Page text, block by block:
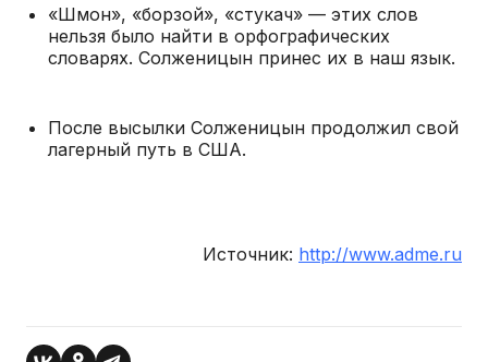
«Шмон», «борзой», «стукач» — этих слов
нельзя было найти в орфографических
словарях. Солженицын принес их в наш язык.
После высылки Солженицын продолжил свой
лагерный путь в США.
Источник: http://www.adme.ru